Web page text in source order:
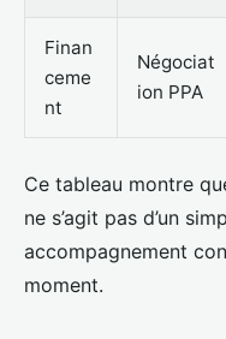
Finan
ceme
nt
Négociat
ion PPA
Ce tableau montre
ne s’agit pas d’un
accompagnement
moment.